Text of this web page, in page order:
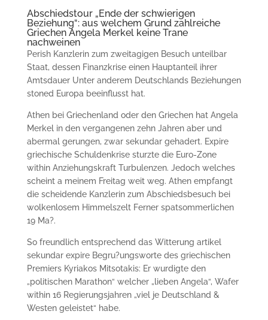
Abschiedstour „Ende der schwierigen
Beziehung“: aus welchem Grund zahlreiche
Griechen Angela Merkel keine Trane
nachweinen
Perish Kanzlerin zum zweitagigen Besuch unteilbar
Staat, dessen Finanzkrise einen Hauptanteil ihrer
Amtsdauer Unter anderem Deutschlands Beziehungen
stoned Europa beeinflusst hat.
Athen bei Griechenland oder den Griechen hat Angela
Merkel in den vergangenen zehn Jahren aber und
abermal gerungen, zwar sekundar gehadert. Expire
griechische Schuldenkrise sturzte die Euro-Zone
within Anziehungskraft Turbulenzen. Jedoch welches
scheint a meinem Freitag weit weg. Athen empfangt
die scheidende Kanzlerin zum Abschiedsbesuch bei
wolkenlosem Himmelszelt Ferner spatsommerlichen
19 Ma?.
So freundlich entsprechend das Witterung artikel
sekundar expire Begru?ungsworte des griechischen
Premiers Kyriakos Mitsotakis: Er wurdigte den
„politischen Marathon“ welcher „lieben Angela“, Wafer
within 16 Regierungsjahren „viel je Deutschland &
Westen geleistet“ habe.